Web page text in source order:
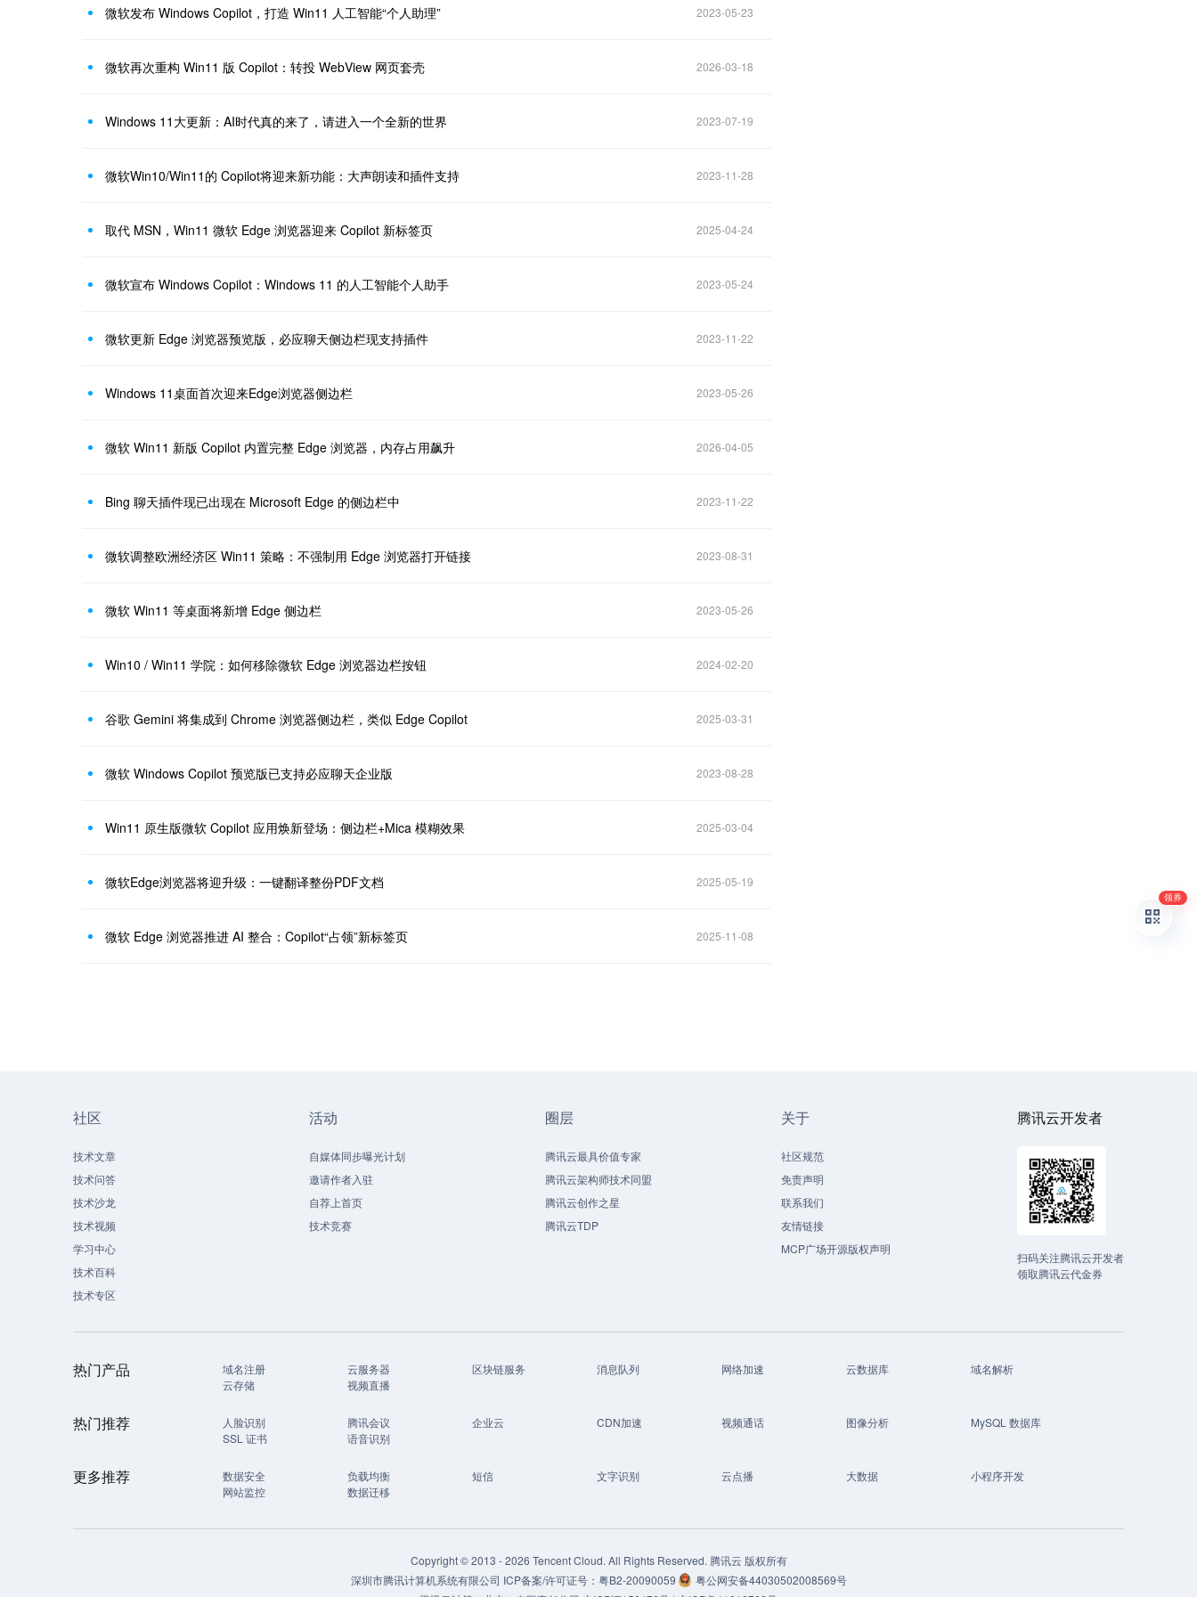
微软发布 Windows Copilot，打造 Win11 人工智能“个人助理” 2023-05-23
微软再次重构 Win11 版 Copilot：转投 WebView 网页套壳 2026-03-18
Windows 11大更新：AI时代真的来了，请进入一个全新的世界 2023-07-19
微软Win10/Win11的 Copilot将迎来新功能：大声朗读和插件支持 2023-11-28
取代 MSN，Win11 微软 Edge 浏览器迎来 Copilot 新标签页 2025-04-24
微软宣布 Windows Copilot：Windows 11 的人工智能个人助手 2023-05-24
微软更新 Edge 浏览器预览版，必应聊天侧边栏现支持插件 2023-11-22
Windows 11桌面首次迎来Edge浏览器侧边栏 2023-05-26
微软 Win11 新版 Copilot 内置完整 Edge 浏览器，内存占用飙升 2026-04-05
Bing 聊天插件现已出现在 Microsoft Edge 的侧边栏中 2023-11-22
微软调整欧洲经济区 Win11 策略：不强制用 Edge 浏览器打开链接 2023-08-31
微软 Win11 等桌面将新增 Edge 侧边栏 2023-05-26
Win10 / Win11 学院：如何移除微软 Edge 浏览器边栏按钮 2024-02-20
谷歌 Gemini 将集成到 Chrome 浏览器侧边栏，类似 Edge Copilot 2025-03-31
微软 Windows Copilot 预览版已支持必应聊天企业版 2023-08-28
Win11 原生版微软 Copilot 应用焕新登场：侧边栏+Mica 模糊效果 2025-03-04
微软Edge浏览器将迎升级：一键翻译整份PDF文档 2025-05-19
微软 Edge 浏览器推进 AI 整合：Copilot“占领”新标签页 2025-11-08
社区
技术文章
技术问答
技术沙龙
技术视频
学习中心
技术百科
技术专区
活动
自媒体同步曝光计划
邀请作者入驻
自荐上首页
技术竞赛
圈层
腾讯云最具价值专家
腾讯云架构师技术同盟
腾讯云创作之星
腾讯云TDP
关于
社区规范
免责声明
联系我们
友情链接
MCP广场开源版权声明
腾讯云开发者
扫码关注腾讯云开发者
领取腾讯云代金券
热门产品 域名注册 云服务器 区块链服务 消息队列 网络加速 云数据库
域名解析
云存储
视频直播
热门推荐 人脸识别 腾讯会议 企业云 CDN加速 视频通话 图像分析
MySQL 数据库
SSL 证书
语音识别
更多推荐 数据安全 负载均衡 短信 文字识别 云点播 大数据
小程序开发
网站监控
数据迁移
Copyright © 2013 -2026 Tencent Cloud. All Rights Reserved. 腾讯云 版权所有
深圳市腾讯计算机系统有限公司 ICP备案/许可证号： 粤B2-20090059
粤公网安备44030502008569号
领券